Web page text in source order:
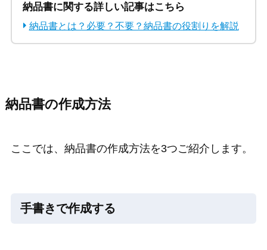
納品書に関する詳しい記事はこちら
納品書とは？必要？不要？納品書の役割りを解説
納品書の作成方法
ここでは、納品書の作成方法を3つご紹介します。
手書きで作成する